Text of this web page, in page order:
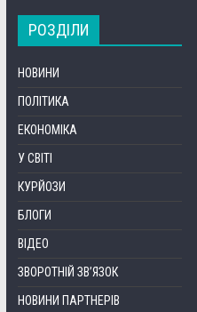
РОЗДІЛИ
НОВИНИ
ПОЛІТИКА
ЕКОНОМІКА
У СВІТІ
КУРЙОЗИ
БЛОГИ
ВІДЕО
ЗВОРОТНІЙ ЗВ’ЯЗОК
НОВИНИ ПАРТНЕРІВ